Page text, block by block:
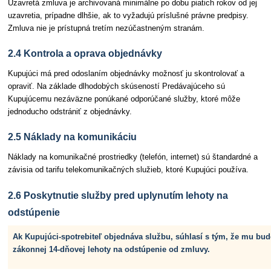
Uzavretá zmluva je archivovaná minimálne po dobu piatich rokov od jej
uzavretia, prípadne dlhšie, ak to vyžadujú príslušné právne predpisy.
Zmluva nie je prístupná tretím nezúčastneným stranám.
2.4 Kontrola a oprava objednávky
Kupujúci má pred odoslaním objednávky možnosť ju skontrolovať a
opraviť. Na základe dlhodobých skúseností Predávajúceho sú
Kupujúcemu nezáväzne ponúkané odporúčané služby, ktoré môže
jednoducho odstrániť z objednávky.
2.5 Náklady na komunikáciu
Náklady na komunikačné prostriedky (telefón, internet) sú štandardné a
závisia od tarifu telekomunikačných služieb, ktoré Kupujúci používa.
2.6 Poskytnutie služby pred uplynutím lehoty na
odstúpenie
Ak Kupujúci-spotrebiteľ objednáva službu, súhlasí s tým, že mu
zákonnej 14-dňovej lehoty na odstúpenie od zmluvy.